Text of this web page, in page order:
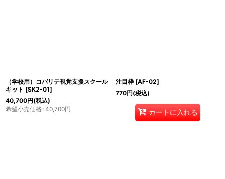
（学校用）コバリテ視覚支援スクール
キット [SK2-01]
40,700円(税込)
希望小売価格: 40,700円
注目枠 [AF-02]
770円(税込)
カートに入れる